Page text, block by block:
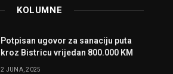
KOLUMNE
Potpisan ugovor za sanaciju puta
kroz Bistricu vrijedan 800.000 KM
2 JUNA, 2025